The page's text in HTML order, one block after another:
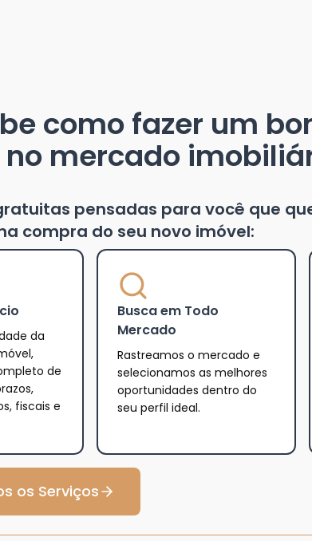
como fazer um
mercado
pensadas para você que
compra do seu novo imóvel:
da
de
fiscais e
Busca em Todo
Mercado
Rastreamos o mercado e
selecionamos as melhores
oportunidades dentro do
seu perfil ideal.
os Serviços